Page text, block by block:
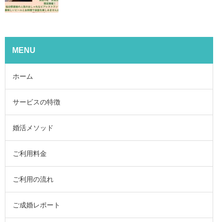
MENU
ホーム
サービスの特徴
婚活メソッド
ご利用料金
ご利用の流れ
ご成婚レポート